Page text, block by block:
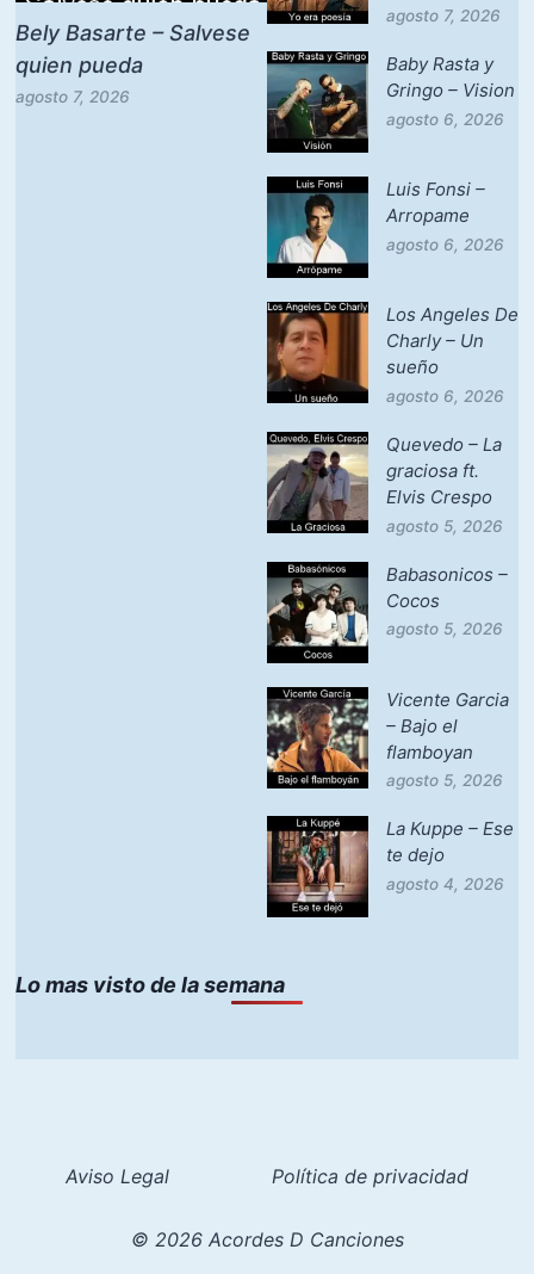
Bely Basarte – Salvese
quien pueda
agosto 7, 2026
agosto 7, 2026
Baby Rasta y
Gringo – Vision
agosto 6, 2026
Luis Fonsi –
Arropame
agosto 6, 2026
Los Angeles De
Charly – Un
sueño
agosto 6, 2026
Quevedo – La
graciosa ft.
Elvis Crespo
agosto 5, 2026
Babasonicos –
Cocos
agosto 5, 2026
Vicente Garcia
– Bajo el
flamboyan
agosto 5, 2026
La Kuppe – Ese
te dejo
agosto 4, 2026
Lo mas visto de la semana
Aviso Legal Política de privacidad
© 2026 Acordes D Canciones